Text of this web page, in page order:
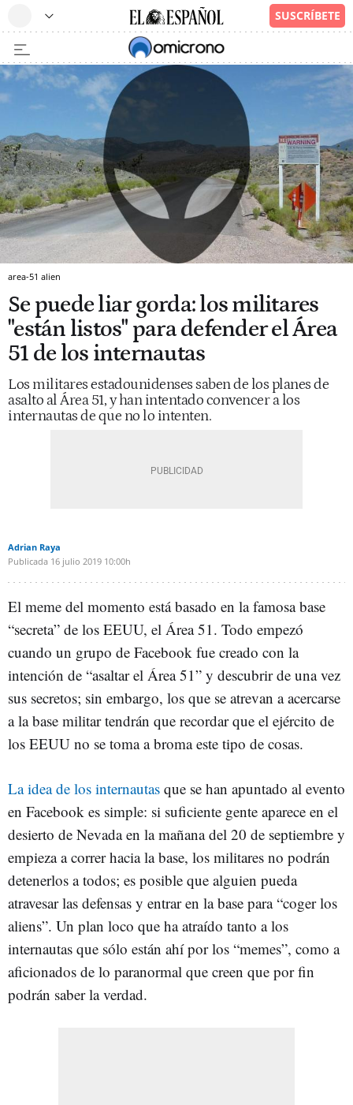
area-51 alien
Se puede liar gorda: los militares
"están listos" para defender el Área
51 de los internautas
Los militares estadounidenses saben de los planes de
asalto al Área 51, y han intentado convencer a los
internautas de que no lo intenten.
Adrian Raya
Publicada 16 julio 2019 10:00h
El meme del momento está basado en la famosa base
“secreta” de los EEUU, el Área 51. Todo empezó
cuando un grupo de Facebook fue creado con la
intención de “asaltar el Área 51” y descubrir de una vez
sus secretos; sin embargo, los que se atrevan a acercarse
a la base militar tendrán que recordar que el ejército de
los EEUU no se toma a broma este tipo de cosas.
La idea de los internautas que se han apuntado al evento
en Facebook es simple: si suficiente gente aparece en el
desierto de Nevada en la mañana del 20 de septiembre y
empieza a correr hacia la base, los militares no podrán
detenerlos a todos; es posible que alguien pueda
atravesar las defensas y entrar en la base para “coger los
aliens”. Un plan loco que ha atraído tanto a los
internautas que sólo están ahí por los “memes”, como a
aficionados de lo paranormal que creen que por fin
podrán saber la verdad.